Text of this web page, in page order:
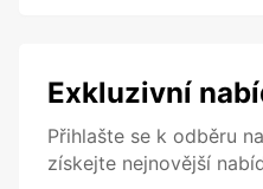
Exkluzivní
Přihlašte se k odběru
získejte nejnovější